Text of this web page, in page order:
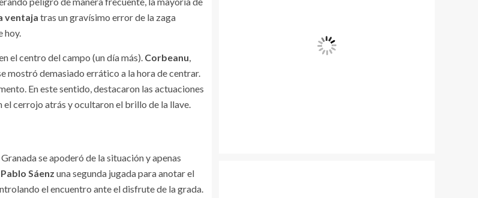
ventaja tras un gravísimo error de la zaga
hoy.
el centro del campo (un día más). Corbeanu,
mostró demasiado errático a la hora de centrar.
En este sentido, destacaron las actuaciones
cerrojo atrás y ocultaron el brillo de la llave.
se apoderó de la situación y apenas
Pablo Sáenz una segunda jugada para anotar el
el encuentro ante el disfrute de la grada.